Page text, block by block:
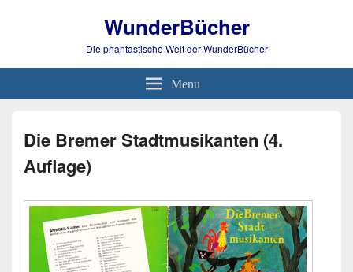
WunderBücher
Die phantastische Welt der WunderBücher
Menu
Die Bremer Stadtmusikanten (4.
Auflage)